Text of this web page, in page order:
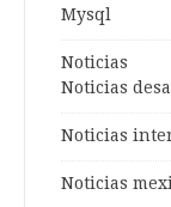
Mysql
Noticias
Noticias
Noticias
Noticias